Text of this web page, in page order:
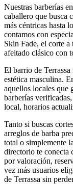
Nuestras barberías
caballero que busca
más céntricas hasta
contamos con
Skin Fade, el corte
afeitado clásico con
El barrio de
estética masculina.
aquellos locales que
barberías
local, horarios
Tanto si buscas
arreglos de barba
total o simplemente
directorio te conecta
por valoración,
vez más usuarios
de Terrassa sin